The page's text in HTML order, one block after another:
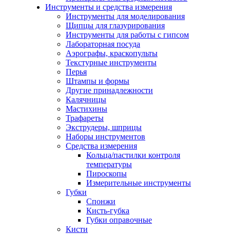
Инструменты и средства измерения
Инструменты для моделирования
Щипцы для глазурирования
Инструменты для работы с гипсом
Лабораторная посуда
Аэрографы, краскопульты
Текстурные инструменты
Перья
Штампы и формы
Другие принадлежности
Калячницы
Мастихины
Трафареты
Экструдеры, шприцы
Наборы инструментов
Средства измерения
Кольца/пастилки контроля
температуры
Пироскопы
Измерительные инструменты
Губки
Спонжи
Кисть-губка
Губки оправочные
Кисти